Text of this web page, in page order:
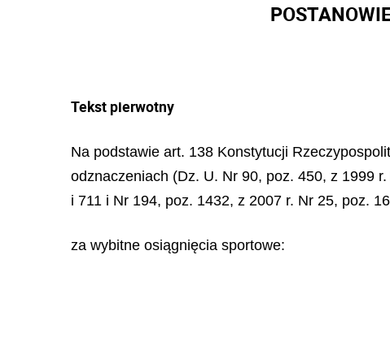
Tekst pierwotny
Na podstawie art. 138 Konstytucji
odznaczeniach (Dz. U. Nr 90, poz. 450, z 1999
i 711 i Nr 194, poz. 1432, z 2007 r. Nr 25, poz.
za wybitne osiągnięcia sportowe: